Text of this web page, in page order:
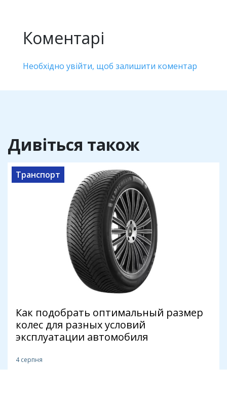
Коментарі
Необхідно увійти, щоб залишити коментар
Дивіться також
Транспорт
Как подобрать оптимальный размер
колес для разных условий
эксплуатации автомобиля
4 серпня